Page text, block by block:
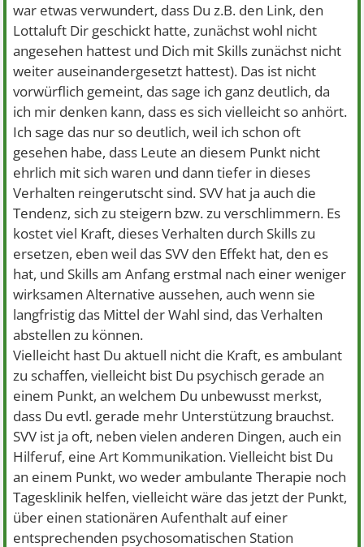
war etwas verwundert, dass Du z.B. den Link, den
Lottaluft Dir geschickt hatte, zunächst wohl nicht
angesehen hattest und Dich mit Skills zunächst nicht
weiter auseinandergesetzt hattest). Das ist nicht
vorwürflich gemeint, das sage ich ganz deutlich, da
ich mir denken kann, dass es sich vielleicht so anhört.
Ich sage das nur so deutlich, weil ich schon oft
gesehen habe, dass Leute an diesem Punkt nicht
ehrlich mit sich waren und dann tiefer in dieses
Verhalten reingerutscht sind. SVV hat ja auch die
Tendenz, sich zu steigern bzw. zu verschlimmern. Es
kostet viel Kraft, dieses Verhalten durch Skills zu
ersetzen, eben weil das SVV den Effekt hat, den es
hat, und Skills am Anfang erstmal nach einer weniger
wirksamen Alternative aussehen, auch wenn sie
langfristig das Mittel der Wahl sind, das Verhalten
abstellen zu können.
Vielleicht hast Du aktuell nicht die Kraft, es ambulant
zu schaffen, vielleicht bist Du psychisch gerade an
einem Punkt, an welchem Du unbewusst merkst,
dass Du evtl. gerade mehr Unterstützung brauchst.
SVV ist ja oft, neben vielen anderen Dingen, auch ein
Hilferuf, eine Art Kommunikation. Vielleicht bist Du
an einem Punkt, wo weder ambulante Therapie noch
Tagesklinik helfen, vielleicht wäre das jetzt der Punkt,
über einen stationären Aufenthalt auf einer
entsprechenden psychosomatischen Station